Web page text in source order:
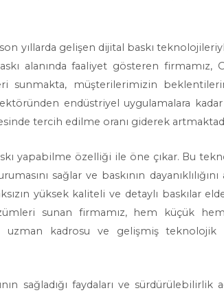
yıllarda gelişen dijital baskı
alanında faaliyet gösteren firmamız,
sunmakta, müşterilerimizin
endüstriyel uygulamalara
tercih edilme oranı giderek
yapabilme özelliği ile öne çıkar. Bu
sağlar ve baskının dayanıklılığını
yüksek kaliteli ve detaylı baskılar
sunan firmamız, hem küçük
kadrosu ve gelişmiş teknolojik
sağladığı faydaları ve sürdürülebilirlik